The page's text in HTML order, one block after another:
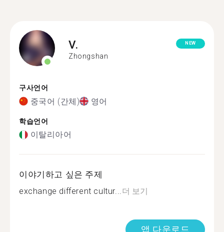
V.
Zhongshan
NEW
구사언어
중국어 (간체) 영어
학습언어
이탈리아어
이야기하고 싶은 주제
exchange different cultur...더 보기
앱 다운로드